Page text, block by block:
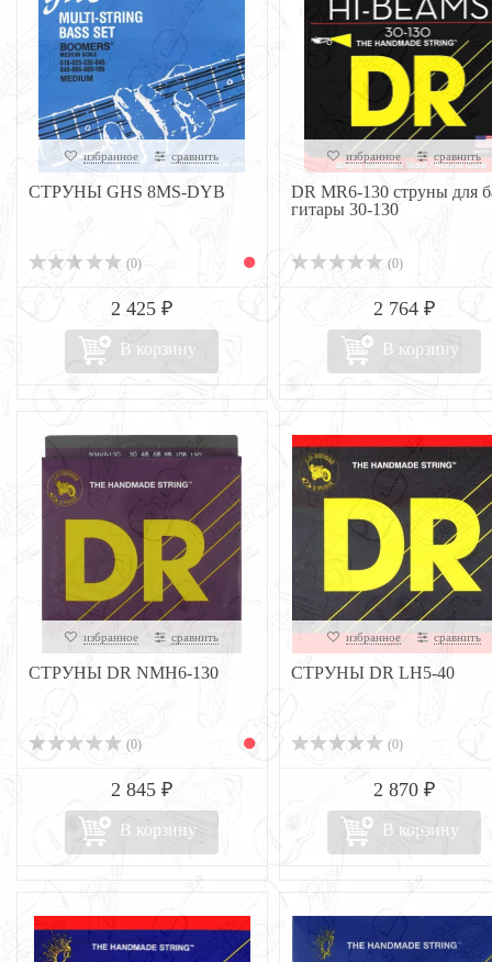
избранное сравнить
СТРУНЫ GHS 8MS-DYB
(0)
2 425 ₽
В корзину
избранное сравнить
DR MR6-130 струны для
гитары 30-130
(0)
2 764 ₽
В корзину
избранное сравнить
СТРУНЫ DR NMH6-130
(0)
2 845 ₽
В корзину
избранное сравнить
СТРУНЫ DR LH5-40
(0)
2 870 ₽
В корзину